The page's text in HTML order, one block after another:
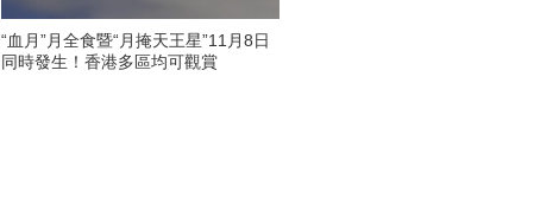
“血月”月全食暨“月掩天王星”11月8日
同時發生！香港多區均可觀賞